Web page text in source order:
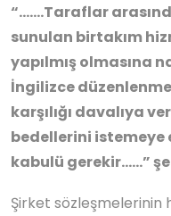
“…….Taraflar
sunulan birtakım
yapılmış olmasına
İngilizce
karşılığı davalıya
bedellerini istemeye
kabulü gerekir……”
Şirket sözleşmelerinin